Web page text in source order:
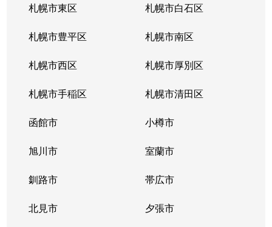
札幌市東区 札幌市白石区
札幌市豊平区 札幌市南区
札幌市西区 札幌市厚別区
札幌市手稲区 札幌市清田区
函館市 小樽市
旭川市 室蘭市
釧路市 帯広市
北見市 夕張市